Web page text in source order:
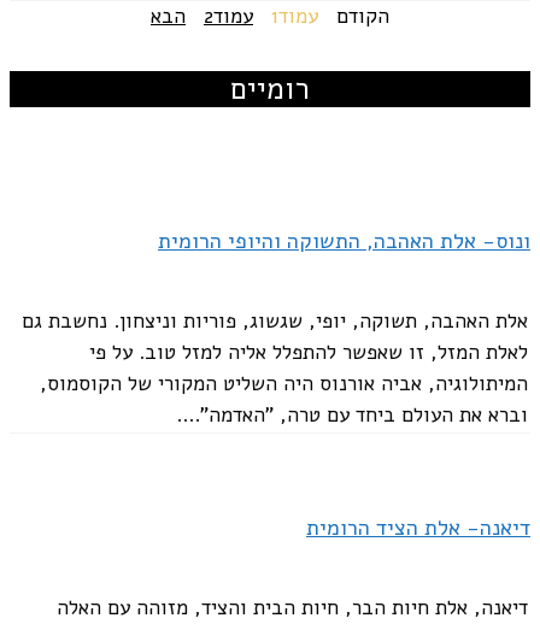
הקודם עמוד1 עמוד2 הבא
רומיים
ונוס- אלת האהבה, התשוקה והיופי הרומית
אלת האהבה, תשוקה, יופי, שגשוג, פוריות וניצחון. נחשבת גם
לאלת המזל, זו שאפשר להתפלל אליה למזל טוב. על פי
המיתולוגיה, אביה אורנוס היה השליט המקורי של הקוסמוס,
וברא את העולם ביחד עם טרה, "האדמה"....
דיאנה- אלת הציד הרומית
דיאנה, אלת חיות הבר, חיות הבית והציד, מזוהה עם האלה